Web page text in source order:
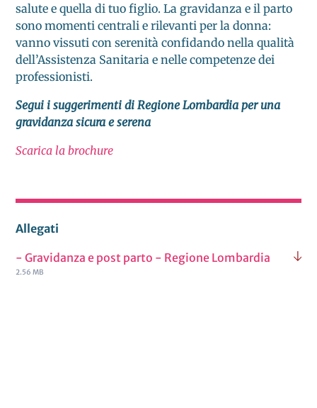
salute e quella di tuo figlio. La gravidanza e il parto
sono momenti centrali e rilevanti per la donna:
vanno vissuti con serenità confidando nella qualità
dell’Assistenza Sanitaria e nelle competenze dei
professionisti.
Segui i suggerimenti di Regione Lombardia per una
gravidanza sicura e serena
Scarica la brochure
Allegati
- Gravidanza e post parto - Regione Lombardia
2.56 MB